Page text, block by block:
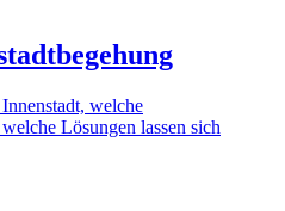
welche
Lösungen lassen sich